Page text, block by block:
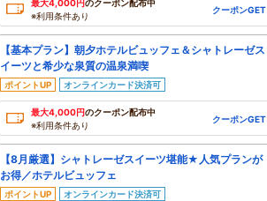
最大4,000円のクーポン配布中
※利用条件あり
クーポンGET
【基本プラン】朝夕ホテルビュッフェ＆シャトレーゼス
イーツと希少な泉質の温泉満喫
ポイントUP オンラインカード決済可
最大4,000円のクーポン配布中
※利用条件あり
クーポンGET
【8月厳選】シャトレーゼスイーツ堪能★人気プランが
お得／ホテルビュッフェ
ポイントUP オンラインカード決済可